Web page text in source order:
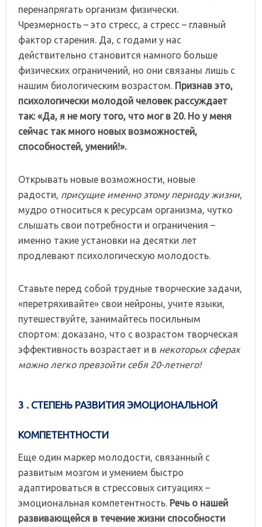
перенапрягать организм физически.
Чрезмерность – это стресс, а стресс – главный
фактор старения. Да, с годами у нас
действительно становится намного больше
физических ограничений, но они связаны лишь с
нашим биологическим возрастом. Признав это,
психологически молодой человек рассуждает
так: «Да, я не могу того, что мог в 20. Но у меня
сейчас так много новых возможностей,
способностей, умений!».
Открывать новые возможности, новые
радости, присущие именно этому периоду жизни,
мудро относиться к ресурсам организма, чутко
слышать свои потребности и ограничения –
именно такие установки на десятки лет
продлевают психологическую молодость.
Ставьте перед собой трудные творческие задачи,
«перетряхивайте» свои нейроны, учите языки,
путешествуйте, занимайтесь посильным
спортом: доказано, что с возрастом творческая
эффективность возрастает и в некоторых сферах
можно легко превзойти себя 20-летнего!
3 . СТЕПЕНЬ РАЗВИТИЯ ЭМОЦИОНАЛЬНОЙ
КОМПЕТЕНТНОСТИ
Еще один маркер молодости, связанный с
развитым мозгом и умением быстро
адаптироваться в стрессовых ситуациях –
эмоциональная компетентность. Речь о нашей
развивающейся в течение жизни способности